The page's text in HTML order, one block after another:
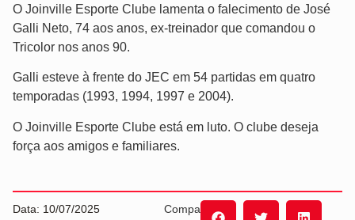
O Joinville Esporte Clube lamenta o falecimento de José
Galli Neto, 74 aos anos, ex-treinador que comandou o
Tricolor nos anos 90.
Galli esteve à frente do JEC em 54 partidas em quatro
temporadas (1993, 1994, 1997 e 2004).
O Joinville Esporte Clube está em luto. O clube deseja
força aos amigos e familiares.
Data: 10/07/2025
Compartilhe: